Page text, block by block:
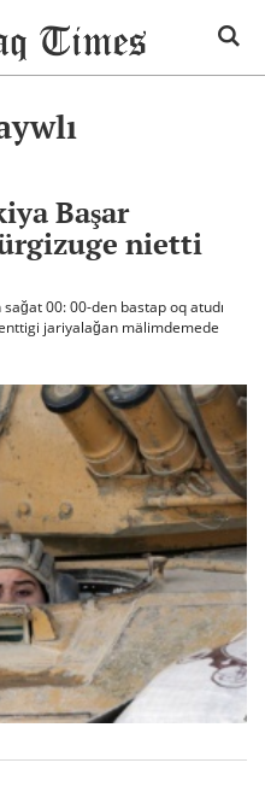
Başar
nietti
00: 00-den bastap oq atudı
jariyalağan mälimdemede